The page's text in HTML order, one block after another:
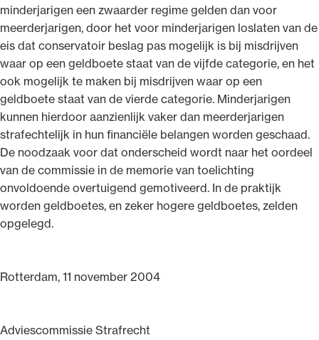
minderjarigen een zwaarder regime gelden dan voor
meerderjarigen, door het voor minderjarigen loslaten van de
eis dat conservatoir beslag pas mogelijk is bij misdrijven
waar op een geldboete staat van de vijfde categorie, en het
ook mogelijk te maken bij misdrijven waar op een
geldboete staat van de vierde categorie. Minderjarigen
kunnen hierdoor aanzienlijk vaker dan meerderjarigen
strafechtelijk in hun financiële belangen worden geschaad.
De noodzaak voor dat onderscheid wordt naar het oordeel
van de commissie in de memorie van toelichting
onvoldoende overtuigend gemotiveerd. In de praktijk
worden geldboetes, en zeker hogere geldboetes, zelden
opgelegd.
Rotterdam, 11 november 2004
Adviescommissie Strafrecht